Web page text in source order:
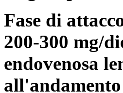
Fase di
200-300 mg/
endovenosa